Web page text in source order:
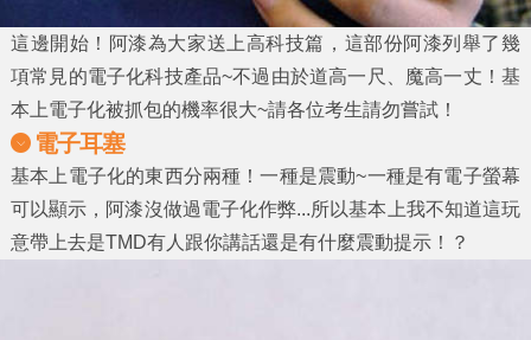
這邊開始！阿漆為大家送上高科技篇，這部份阿漆列舉了幾
項常見的電子化科技產品~不過由於道高一尺、魔高一丈！基
本上電子化被抓包的機率很大~請各位考生請勿嘗試！
電子耳塞
基本上電子化的東西分兩種！一種是震動~一種是有電子螢幕
可以顯示，阿漆沒做過電子化作弊...所以基本上我不知道這玩
意帶上去是TMD有人跟你講話還是有什麼震動提示！？